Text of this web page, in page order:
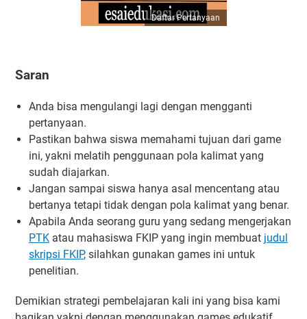
Daftar Pertanyaan
Saran
Anda bisa mengulangi lagi dengan mengganti
pertanyaan.
Pastikan bahwa siswa memahami tujuan dari game
ini, yakni melatih penggunaan pola kalimat yang
sudah diajarkan.
Jangan sampai siswa hanya asal mencentang atau
bertanya tetapi tidak dengan pola kalimat yang benar.
Apabila Anda seorang guru yang sedang mengerjakan
PTK atau mahasiswa FKIP yang ingin membuat judul
skripsi FKIP, silahkan gunakan games ini untuk
penelitian.
Demikian strategi pembelajaran kali ini yang bisa kami